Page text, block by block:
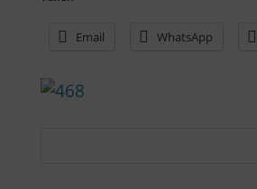
Email WhatsApp